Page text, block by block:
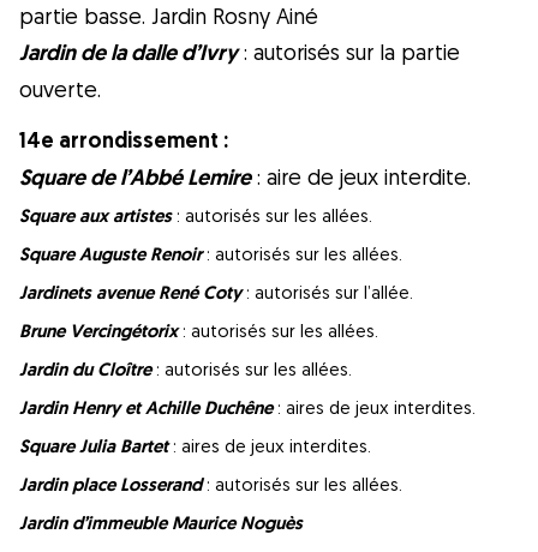
partie basse. Jardin Rosny Ainé
Jardin de la dalle d’Ivry: autorisés sur la partie
ouverte.
14e arrondissement :
Square de l’Abbé Lemire : aire de jeux interdite.
Square aux artistes : autorisés sur les allées.
Square Auguste Renoir: autorisés sur les allées.
Jardinets avenue René Coty: autorisés sur l’allée.
Brune Vercingétorix: autorisés sur les allées.
Jardin du Cloître: autorisés sur les allées.
Jardin Henry et Achille Duchêne: aires de jeux interdites.
Square Julia Bartet: aires de jeux interdites.
Jardin place Losserand: autorisés sur les allées.
Jardin d’immeuble Maurice Noguès